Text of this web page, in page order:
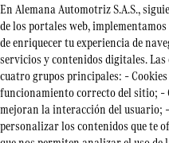
En Alemana Automotriz S.A.S.,
de los portales web,
de enriquecer tu experiencia de
servicios y contenidos digitales.
cuatro grupos principales: –
funcionamiento correcto del sitio;
mejoran la interacción del usuario;
personalizar los contenidos que te